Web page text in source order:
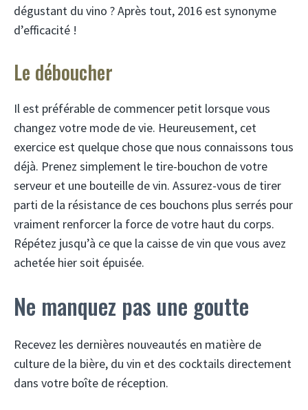
dégustant du vino ? Après tout, 2016 est synonyme
d’efficacité !
Le déboucher
Il est préférable de commencer petit lorsque vous
changez votre mode de vie. Heureusement, cet
exercice est quelque chose que nous connaissons tous
déjà. Prenez simplement le tire-bouchon de votre
serveur et une bouteille de vin. Assurez-vous de tirer
parti de la résistance de ces bouchons plus serrés pour
vraiment renforcer la force de votre haut du corps.
Répétez jusqu’à ce que la caisse de vin que vous avez
achetée hier soit épuisée.
Ne manquez pas une goutte
Recevez les dernières nouveautés en matière de
culture de la bière, du vin et des cocktails directement
dans votre boîte de réception.